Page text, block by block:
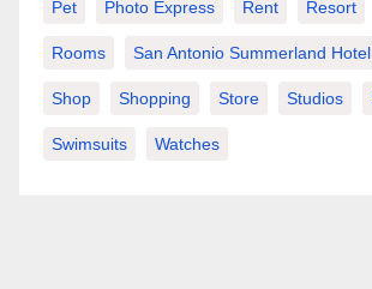
Pet Photo Express Rent Resort
Rooms San Antonio Summerland Hotel
Shop Shopping Store Studios
Swimsuits Watches